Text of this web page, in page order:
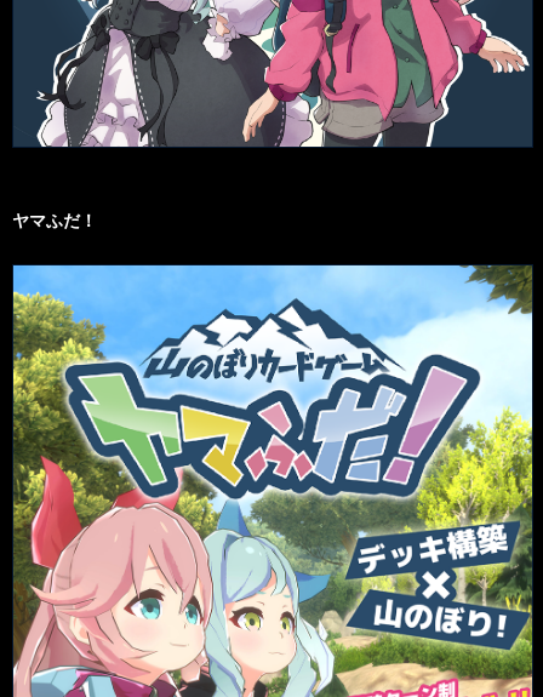
ヤマふだ！